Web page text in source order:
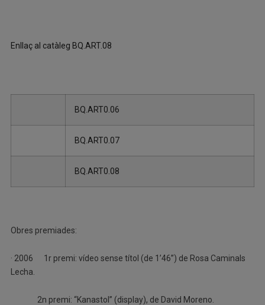
Enllaç al catàleg BQ.ART.08
BQ.ART0.06
BQ.ART0.07
BQ.ART0.08
Obres premiades:
· 2006 1r premi: vídeo sense títol (de 1’46”) de Rosa Caminals
Lecha.
2n premi: “Kanastol” (display), de David Moreno.